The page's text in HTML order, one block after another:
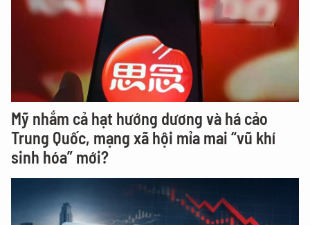
Mỹ nhắm cả hạt hướng dương và há cảo
Trung Quốc, mạng xã hội mỉa mai “vũ khí
sinh hóa” mới?